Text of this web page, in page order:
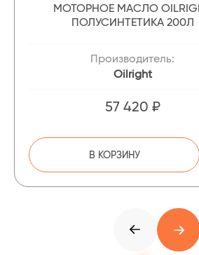
МОТОРНОЕ МАСЛО
ПОЛУСИНТЕТИКА 200Л
Производитель:
Oilright
57 420 ₽
В КОРЗИНУ